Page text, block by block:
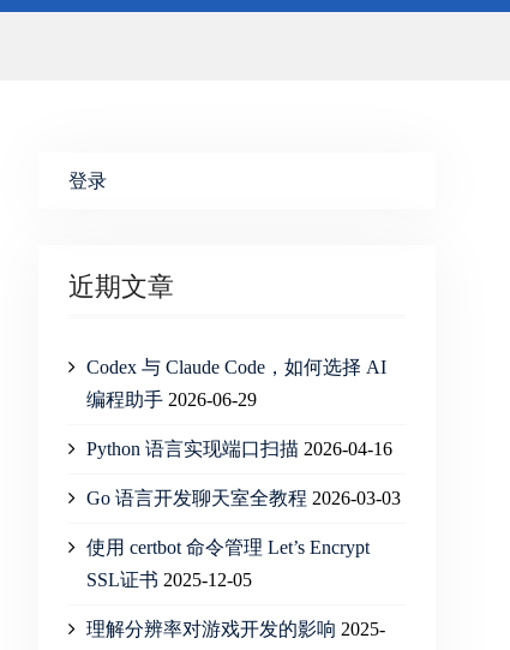
登录
近期文章
Codex 与 Claude Code，如何选择 AI
编程助手 2026-06-29
Python 语言实现端口扫描 2026-04-16
Go 语言开发聊天室全教程 2026-03-03
使用 certbot 命令管理 Let’s Encrypt
SSL证书 2025-12-05
理解分辨率对游戏开发的影响 2025-